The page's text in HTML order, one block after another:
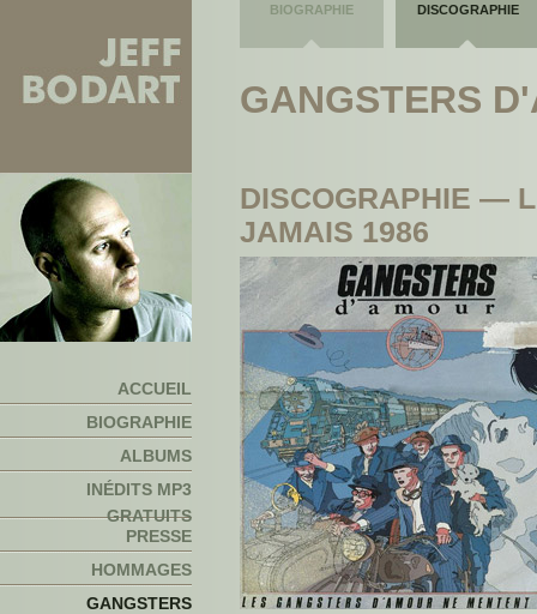
ACCUEIL
BIOGRAPHIE
ALBUMS
INÉDITS MP3
GRATUITS
PRESSE
HOMMAGES
GANGSTERS
BIOGRAPHIE DISCOGRAPHIE
GANGSTERS
DISCOGRAPHIE —
JAMAIS 1986